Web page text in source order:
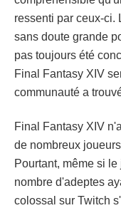
ressenti par ceux-ci.
sans doute grande
pas toujours été
Final Fantasy XIV
communauté a
Final Fantasy XIV
de nombreux
Pourtant, même si
nombre d'adeptes
colossal sur Twitch